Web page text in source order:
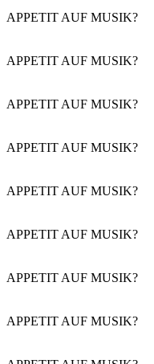
APPETIT AUF MUSIK?
APPETIT AUF MUSIK?
APPETIT AUF MUSIK?
APPETIT AUF MUSIK?
APPETIT AUF MUSIK?
APPETIT AUF MUSIK?
APPETIT AUF MUSIK?
APPETIT AUF MUSIK?